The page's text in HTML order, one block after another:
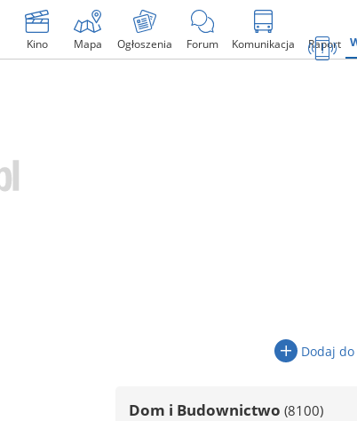
Kino Mapa Ogłoszenia Forum Komunikacja Raport
Dodaj
Dom i Budownictwo (8100)